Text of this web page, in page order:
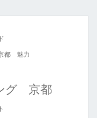
都 魅力
グ 京都